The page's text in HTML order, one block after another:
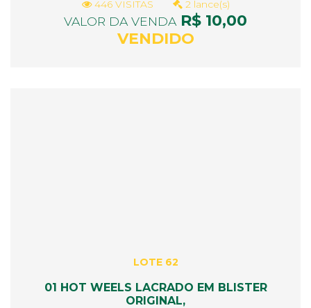
446 VISITAS 2 lance(s)
VALOR DA VENDAR$ 10,00
VENDIDO
LOTE 62
01 HOT WEELS LACRADO EM BLISTER
ORIGINAL,